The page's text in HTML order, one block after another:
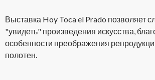
Выставка Hoy Toca el Prado позволяет
"увидеть" произведения искусства,
особенности преображения
полотен.